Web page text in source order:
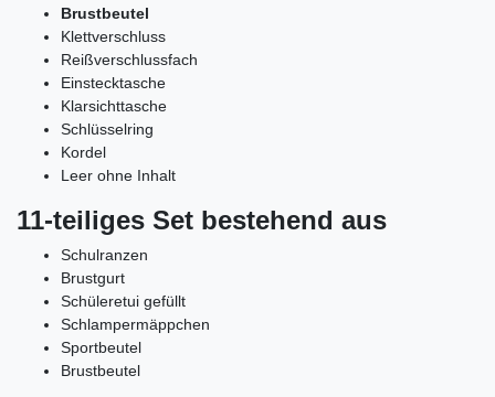
Brustbeutel
Klettverschluss
Reißverschlussfach
Einstecktasche
Klarsichttasche
Schlüsselring
Kordel
Leer ohne Inhalt
11-teiliges Set bestehend aus
Schulranzen
Brustgurt
Schüleretui gefüllt
Schlampermäppchen
Sportbeutel
Brustbeutel